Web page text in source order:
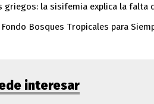
griegos: la sisifemia explica la falta
Fondo Bosques Tropicales para
interesar